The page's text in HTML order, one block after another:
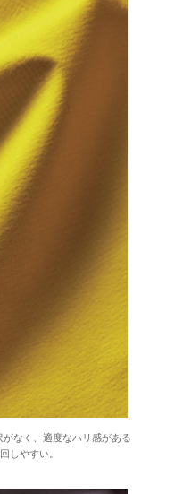
なく、適度なハリ感がある
しやすい。